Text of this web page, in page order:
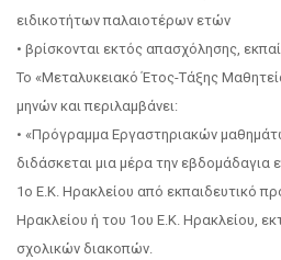
ειδικοτήτων παλαιοτέρων ετών
• βρίσκονται εκτός απασχόλησης,
Το «Μεταλυκειακό Έτος-Τάξης
μηνών και περιλαμβάνει:
• «Πρόγραμμα Εργαστηριακών
διδάσκεται μια μέρα την εβδομάδαγια
1ο Ε.Κ. Ηρακλείου από εκπαιδευτικό
Ηρακλείου ή του 1ου Ε.Κ. Ηρακλείου,
σχολικών διακοπών.